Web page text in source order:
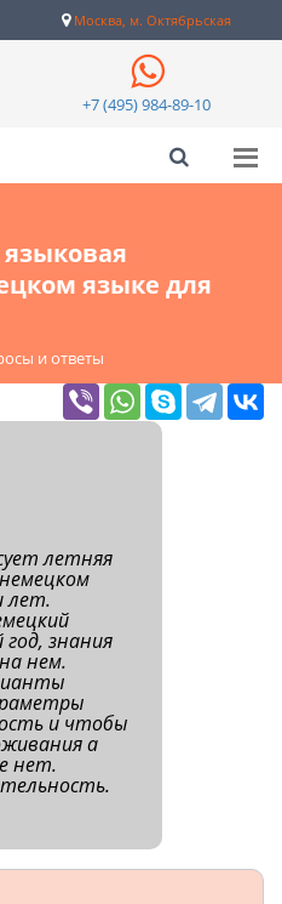
Москва, м. Октябрьская
+7 (495) 984-89-10
языковая
языке для
и ответы
летняя
лет.
знания
нем.
и чтобы
а
нет.